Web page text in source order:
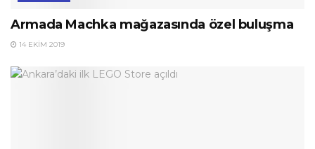
Armada Machka mağazasında özel buluşma
14 EKIM 2019